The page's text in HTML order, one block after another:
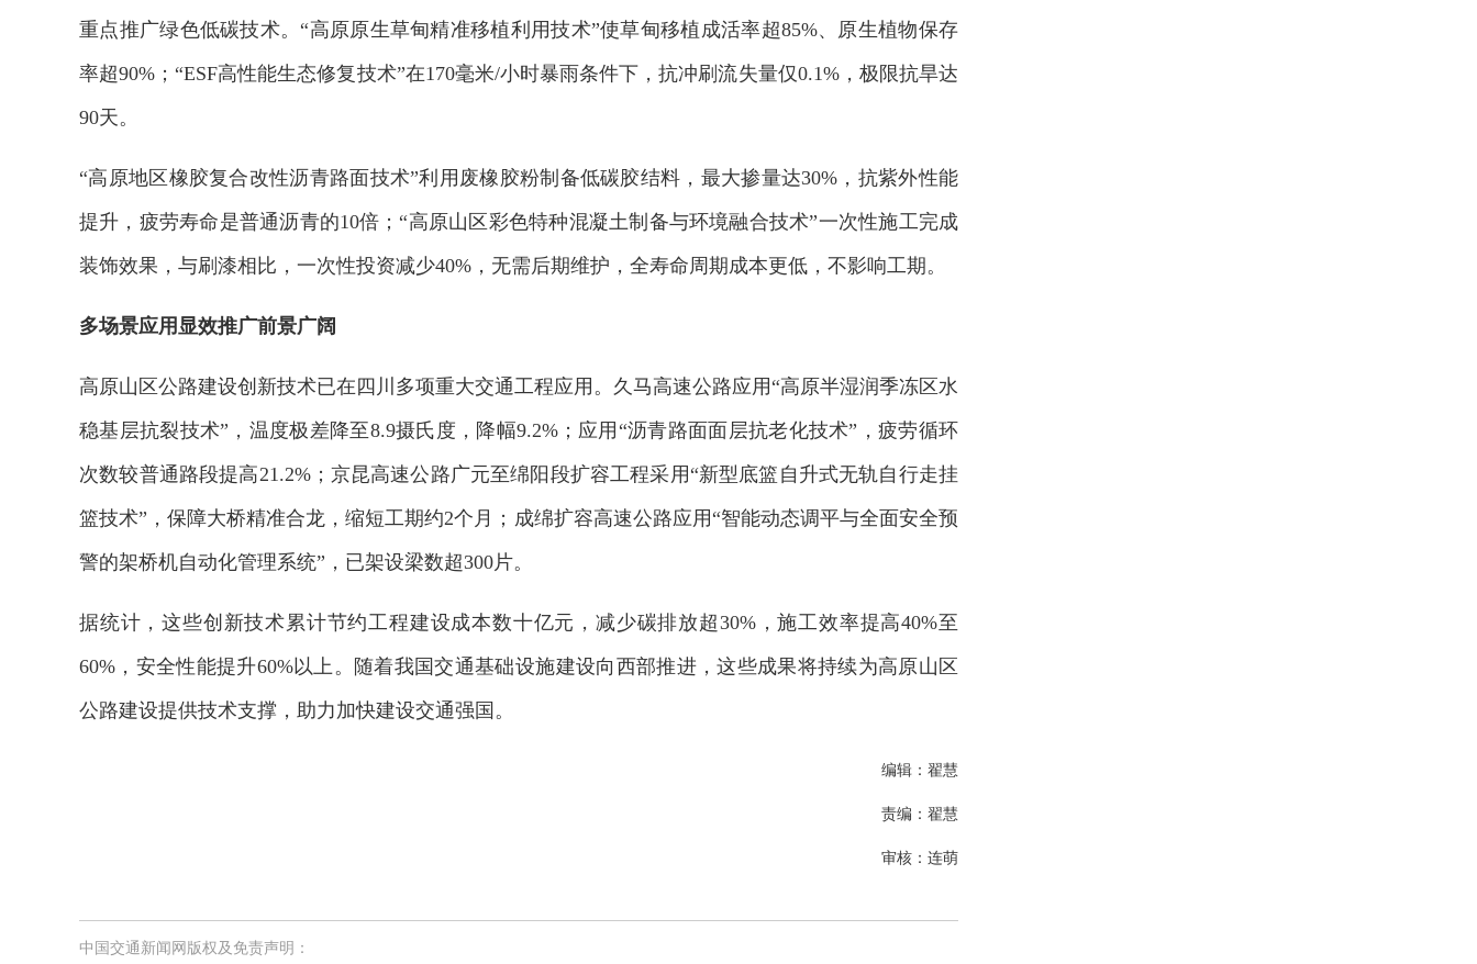
重点推广绿色低碳技术。“高原原生草甸精准移植利用技术”使草甸移植成活率超85%、原生植物保存
率超90%；“ESF高性能生态修复技术”在170毫米/小时暴雨条件下，抗冲刷流失量仅0.1%，极限抗旱达
90天。
“高原地区橡胶复合改性沥青路面技术”利用废橡胶粉制备低碳胶结料，最大掺量达30%，抗紫外性能
提升，疲劳寿命是普通沥青的10倍；“高原山区彩色特种混凝土制备与环境融合技术”一次性施工完成
装饰效果，与刷漆相比，一次性投资减少40%，无需后期维护，全寿命周期成本更低，不影响工期。
多场景应用显效推广前景广阔
高原山区公路建设创新技术已在四川多项重大交通工程应用。久马高速公路应用“高原半湿润季冻区水
稳基层抗裂技术”，温度极差降至8.9摄氏度，降幅9.2%；应用“沥青路面面层抗老化技术”，疲劳循环
次数较普通路段提高21.2%；京昆高速公路广元至绵阳段扩容工程采用“新型底篮自升式无轨自行走挂
篮技术”，保障大桥精准合龙，缩短工期约2个月；成绵扩容高速公路应用“智能动态调平与全面安全预
警的架桥机自动化管理系统”，已架设梁数超300片。
据统计，这些创新技术累计节约工程建设成本数十亿元，减少碳排放超30%，施工效率提高40%至
60%，安全性能提升60%以上。随着我国交通基础设施建设向西部推进，这些成果将持续为高原山区
公路建设提供技术支撑，助力加快建设交通强国。
编辑：翟慧
责编：翟慧
审核：连萌
中国交通新闻网版权及免责声明：